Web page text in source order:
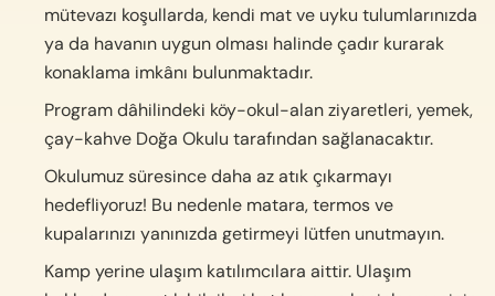
mütevazı koşullarda, kendi mat ve uyku tulumlarınızda
ya da havanın uygun olması halinde çadır kurarak
konaklama imkânı bulunmaktadır.
Program dâhilindeki köy-okul-alan ziyaretleri, yemek,
çay-kahve Doğa Okulu tarafından sağlanacaktır.
Okulumuz süresince daha az atık çıkarmayı
hedefliyoruz! Bu nedenle matara, termos ve
kupalarınızı yanınızda getirmeyi lütfen unutmayın.
Kamp yerine ulaşım katılımcılara aittir. Ulaşım